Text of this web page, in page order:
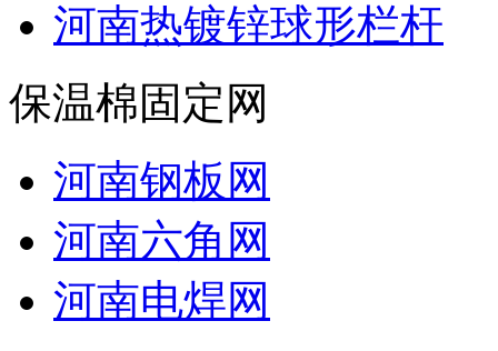
河南热镀锌球形栏杆
保温棉固定网
河南钢板网
河南六角网
河南电焊网